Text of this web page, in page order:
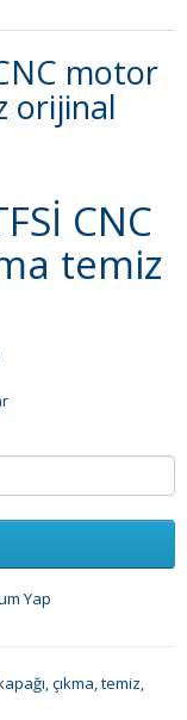
motor
orijinal
CNC
temiz
Yap
,çıkma,temiz,